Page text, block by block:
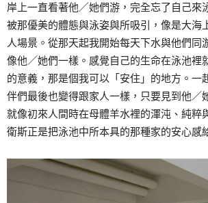
岸上一直看著他／她們游，完全忘了自己來
被那優美的體態與泳姿與所吸引，像是大海
人場景。從那天起我開始每天下水與他們同
像他／她們一樣。感覺自己的生命在泳池裡
的意義，那是個我可以「安住」的地方。一
伴們最後也變得跟家人一樣，只要見到他／
就像初來人間時在母體羊水裡的渾沌、純粹
衛斯正是把泳池中所本具的那種家的安心感